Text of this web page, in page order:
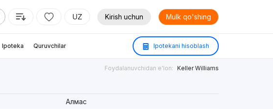
UZ Kirish uchun Mulk qo'shing
Ipoteka Quruvchilar Ipotekani hisoblash
Foydalanuvchidan e'lon: Keller Williams
Алмас